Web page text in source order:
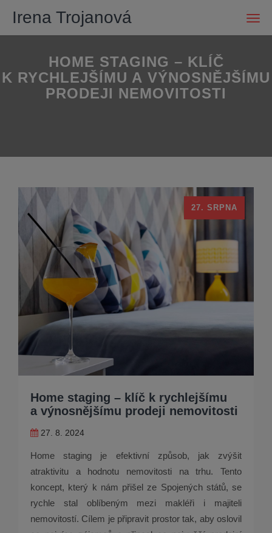
Irena Trojanová
HOME STAGING – KLÍČ
K RYCHLEJŠÍMU A VÝNOSNĚJŠÍMU
PRODEJI NEMOVITOSTI
Home staging – klíč k rychlejšímu
a výnosnějšímu prodeji nemovitosti
27. 8. 2024
27. SRPNA
Home staging je efektivní způsob, jak zvýšit
atraktivitu a hodnotu nemovitosti na trhu. Tento
koncept, který k nám přišel ze Spojených států, se
rychle stal oblíbeným mezi makléři i majiteli
nemovitostí. Cílem je připravit prostor tak, aby oslovil